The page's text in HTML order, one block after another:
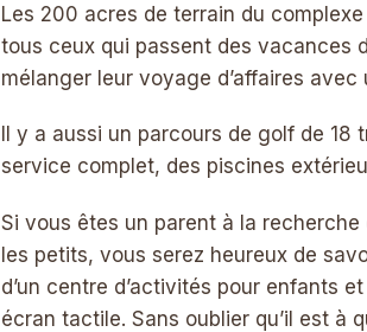
Les 200 acres de terrain du
tous ceux qui passent des vacances
mélanger leur voyage d’affaires avec
Il y a aussi un parcours de golf de
service complet, des piscines
Si vous êtes un parent à la
les petits, vous serez heureux de
d’un centre d’activités pour enfants
écran tactile. Sans oublier qu’il est à